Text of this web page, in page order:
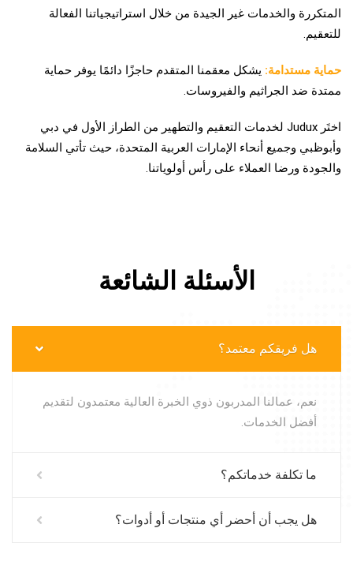
المتكررة والخدمات غير الجيدة من خلال استراتيجياتنا الفعالة
للتعقيم.
حماية مستدامة: يشكل معقمنا المتقدم حاجزًا دائمًا يوفر حماية
ممتدة ضد الجراثيم والفيروسات.
اختَر Judux لخدمات التعقيم والتطهير من الطراز الأول في دبي
وأبوظبي وجميع أنحاء الإمارات العربية المتحدة، حيث تأتي السلامة
والجودة ورضا العملاء على رأس أولوياتنا.
الأسئلة الشائعة
هل فريقكم معتمد؟
نعم، عمالنا المدربون ذوي الخبرة العالية معتمدون لتقديم
أفضل الخدمات.
ما تكلفة خدماتكم؟
هل يجب أن أحضر أي منتجات أو أدوات؟